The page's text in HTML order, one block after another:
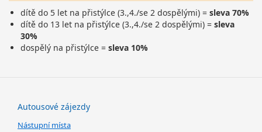
dítě do 5 let na přistýlce (3.,4./se 2 dospělými) = sleva 70%
dítě do 13 let na přistýlce (3.,4./se 2 dospělými) = sleva
30%
dospělý na přistýlce = sleva 10%
Autousové zájezdy
Nástupní místa